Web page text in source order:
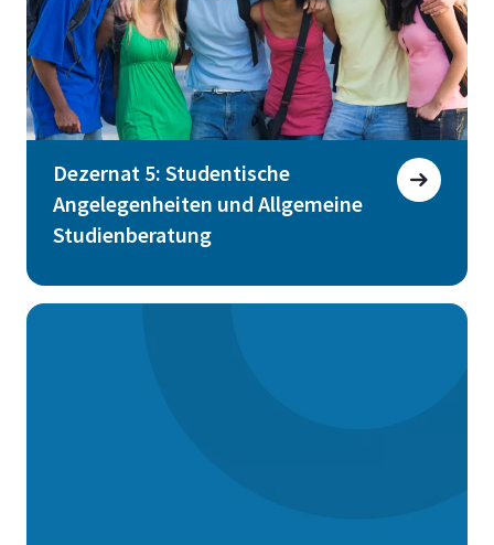
Dezernat 5: Studentische
Angelegenheiten und Allgemeine
Studienberatung